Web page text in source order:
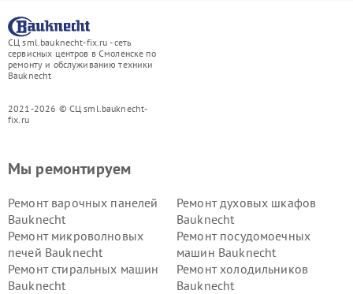
СЦ sml.bauknecht-fix.ru - сеть
сервисных центров в Смоленске по
ремонту и обслуживанию техники
Bauknecht
2021-2026 © СЦ sml.bauknecht-
fix.ru
Мы ремонтируем
Ремонт варочных панелей
Bauknecht
Ремонт духовых шкафов
Bauknecht
Ремонт микроволновых
печей Bauknecht
Ремонт посудомоечных
машин Bauknecht
Ремонт стиральных машин
Bauknecht
Ремонт холодильников
Bauknecht